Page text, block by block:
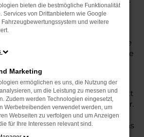
breiten Auswahl an Porsche
umfassende Beratung und
Sie bei der Auswahl des
und bieten maßgeschneiderte
sowie Leasingoptionen, die
und Bedarf passen.
zusätzlichen Services wie
,Wartung und Reparaturendirekt
Autohaus in der Nähe von Stuhr.
Auswahl an Fahrzeugen und
Beratung finden Sie bei uns das
bieten die bestmögliche Funktionalität
Services von Drittanbietern wie Google
Fahrzeugbewertungssystem und weitere
Marketing
ermöglichen es uns, die Nutzung der
um die Leistung zu messen und
Zudem werden Technologien eingesetzt,
Werbetreibenden verwendet werden, um
Webseiten zu verfolgen und um Anzeigen
für Ihre Interessen relevant sind.